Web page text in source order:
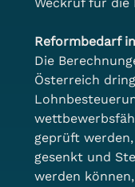
Reformbedarf
Die
Österreich
geprüft
gesenkt und
werden